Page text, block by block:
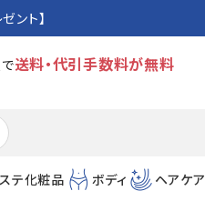
ント】
送料・代引手数料が無料
テ化粧品 ボディ ヘアケア